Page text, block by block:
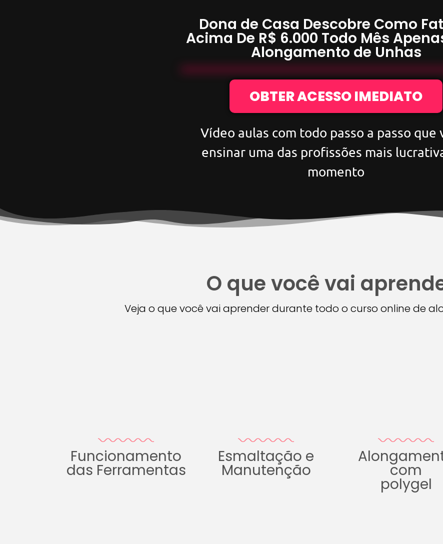
Dona de Casa Descobre Como
Acima De R$ 6.000 Todo Mês
Alongamento de Unhas
OBTER ACESSO IMEDIATO
Vídeo aulas com todo passo a passo que
ensinar uma das profissões mais
momento
O que você vai
Veja o que você vai aprender durante todo o curso online de
Funcionamento
das Ferramentas
Esmaltação e
Manutenção com
polygel